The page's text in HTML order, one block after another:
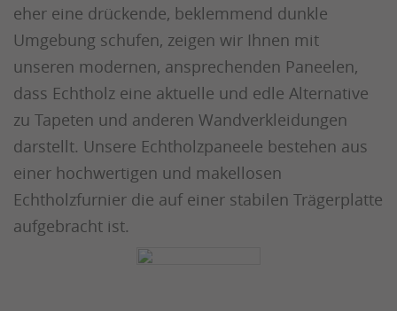
eher eine drückende, beklemmend dunkle
Umgebung schufen, zeigen wir Ihnen mit
unseren modernen, ansprechenden Paneelen,
dass Echtholz eine aktuelle und edle Alternative
zu Tapeten und anderen Wandverkleidungen
darstellt. Unsere Echtholzpaneele bestehen aus
einer hochwertigen und makellosen
Echtholzfurnier die auf einer stabilen Trägerplatte
aufgebracht ist.